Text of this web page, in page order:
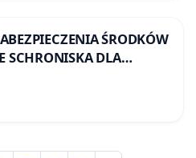
ŚRODKÓW
SCHRONISKA DLA
W SKARYSZEWIE